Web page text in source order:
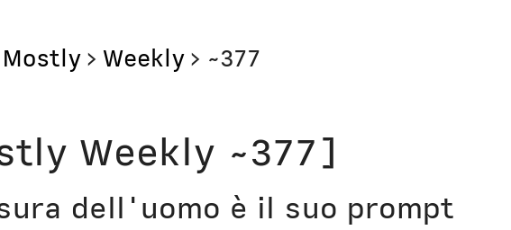
Mostly > Weekly > ~377
Storie
Aerei
Orologi
Weekly ~377]
dell'uomo è il suo prompt